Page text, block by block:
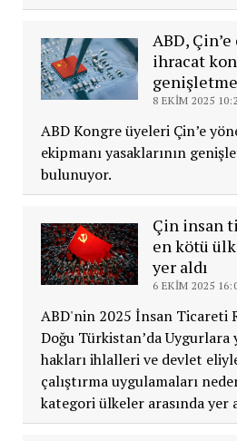
ABD,
ihracat
8 EKIM 2025
ABD Kongre üyeleri Çin’e
ekipmanı yasaklarının
bulunuyor.
Çin insan
en kötü
yer aldı
6 EKIM 2025
ABD'nin 2025 İnsan Ticareti
Doğu Türkistan’da Uygurlara
hakları ihlalleri ve devlet
çalıştırma uygulamaları
kategori ülkeler arasında yer